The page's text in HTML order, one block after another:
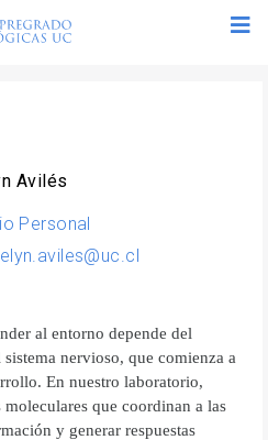
Avilés
Personal
al entorno depende del
nervioso, que comienza a
En nuestro laboratorio,
que coordinan a las
y generar respuestas